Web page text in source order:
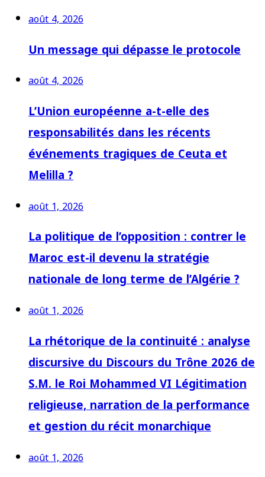
août 4, 2026
Un message qui dépasse le protocole
août 4, 2026
L’Union européenne a-t-elle des
responsabilités dans les récents
événements tragiques de Ceuta et
Melilla ?
août 1, 2026
La politique de l’opposition : contrer le
Maroc est-il devenu la stratégie
nationale de long terme de l’Algérie ?
août 1, 2026
La rhétorique de la continuité : analyse
discursive du Discours du Trône 2026 de
S.M. le Roi Mohammed VI Légitimation
religieuse, narration de la performance
et gestion du récit monarchique
août 1, 2026